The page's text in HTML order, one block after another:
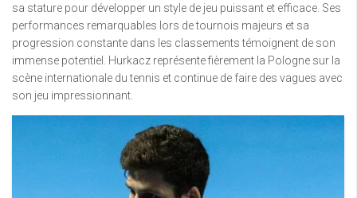
sa stature pour développer un style de jeu puissant et efficace. Ses
performances remarquables lors de tournois majeurs et sa
progression constante dans les classements témoignent de son
immense potentiel. Hurkacz représente fièrement la Pologne sur la
scène internationale du tennis et continue de faire des vagues avec
son jeu impressionnant.